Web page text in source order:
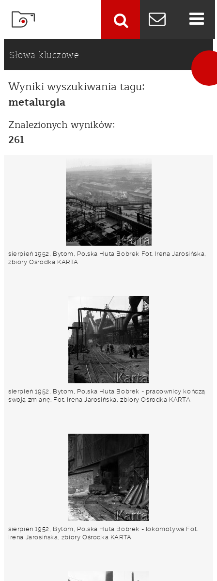
Słowa kluczowe
Wyniki wyszukiwania tagu:
metalurgia
Znalezionych wyników:
261
sierpień 1952, Bytom, Polska Huta Bobrek Fot. Irena Jarosińska,
zbiory Ośrodka KARTA
sierpień 1952, Bytom, Polska Huta Bobrek - pracownicy kończą
swoją zmianę. Fot. Irena Jarosińska, zbiory Ośrodka KARTA
sierpień 1952, Bytom, Polska Huta Bobrek - lokomotywa Fot.
Irena Jarosińska, zbiory Ośrodka KARTA